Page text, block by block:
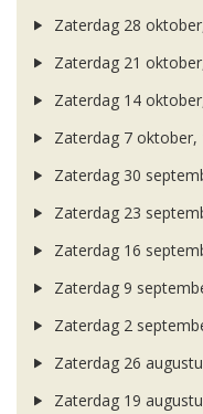
Zaterdag 28
Zaterdag 21
Zaterdag 14
Zaterdag 7 oktober,
Zaterdag 30
Zaterdag 23
Zaterdag 16
Zaterdag 9
Zaterdag 2
Zaterdag 26
Zaterdag 19